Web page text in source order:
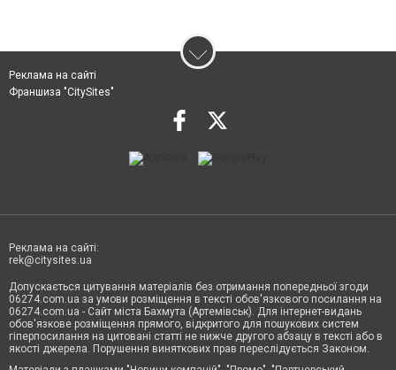
Реклама на сайті
Франшиза "CitySites"
Реклама на сайті:
rek@citysites.ua
Допускається цитування матеріалів без отримання попередньої згоди
06274.com.ua за умови розміщення в тексті обов'язкового посилання на
06274.com.ua - Сайт міста Бахмута (Артемівськ). Для інтернет-видань
обов'язкове розміщення прямого, відкритого для пошукових систем
гіперпосилання на цитовані статті не нижче другого абзацу в тексті або в
якості джерела. Порушення виняткових прав переслідується Законом.